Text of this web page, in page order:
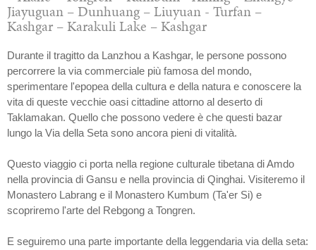
Jiayuguan – Dunhuang – Liuyuan - Turfan –
Kashgar – Karakuli Lake – Kashgar
Durante il tragitto da Lanzhou a Kashgar, le persone possono
percorrere la via commerciale più famosa del mondo,
sperimentare l'epopea della cultura e della natura e conoscere la
vita di queste vecchie oasi cittadine attorno al deserto di
Taklamakan. Quello che possono vedere è che questi bazar
lungo la Via della Seta sono ancora pieni di vitalità.
Questo viaggio ci porta nella regione culturale tibetana di Amdo
nella provincia di Gansu e nella provincia di Qinghai. Visiteremo il
Monastero Labrang e il Monastero Kumbum (Ta'er Si) e
scopriremo l'arte del Rebgong a Tongren.
E seguiremo una parte importante della leggendaria via della seta: